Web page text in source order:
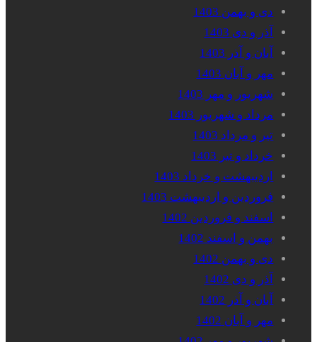
دی و بهمن 1403
آذر و دی 1403
آبان و آذر 1403
مهر و آبان 1403
شهریور و مهر 1403
مرداد و شهریور 1403
تیر و مرداد 1403
خرداد و تیر 1403
اردیبهشت و خرداد 1403
فروردین و اردیبهشت 1403
اسفند و فروردین 1402
بهمن و اسفند 1402
دی و بهمن 1402
آذر و دی 1402
آبان و آذر 1402
مهر و آبان 1402